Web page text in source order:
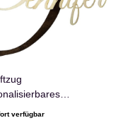
aus Holz
verfügbar